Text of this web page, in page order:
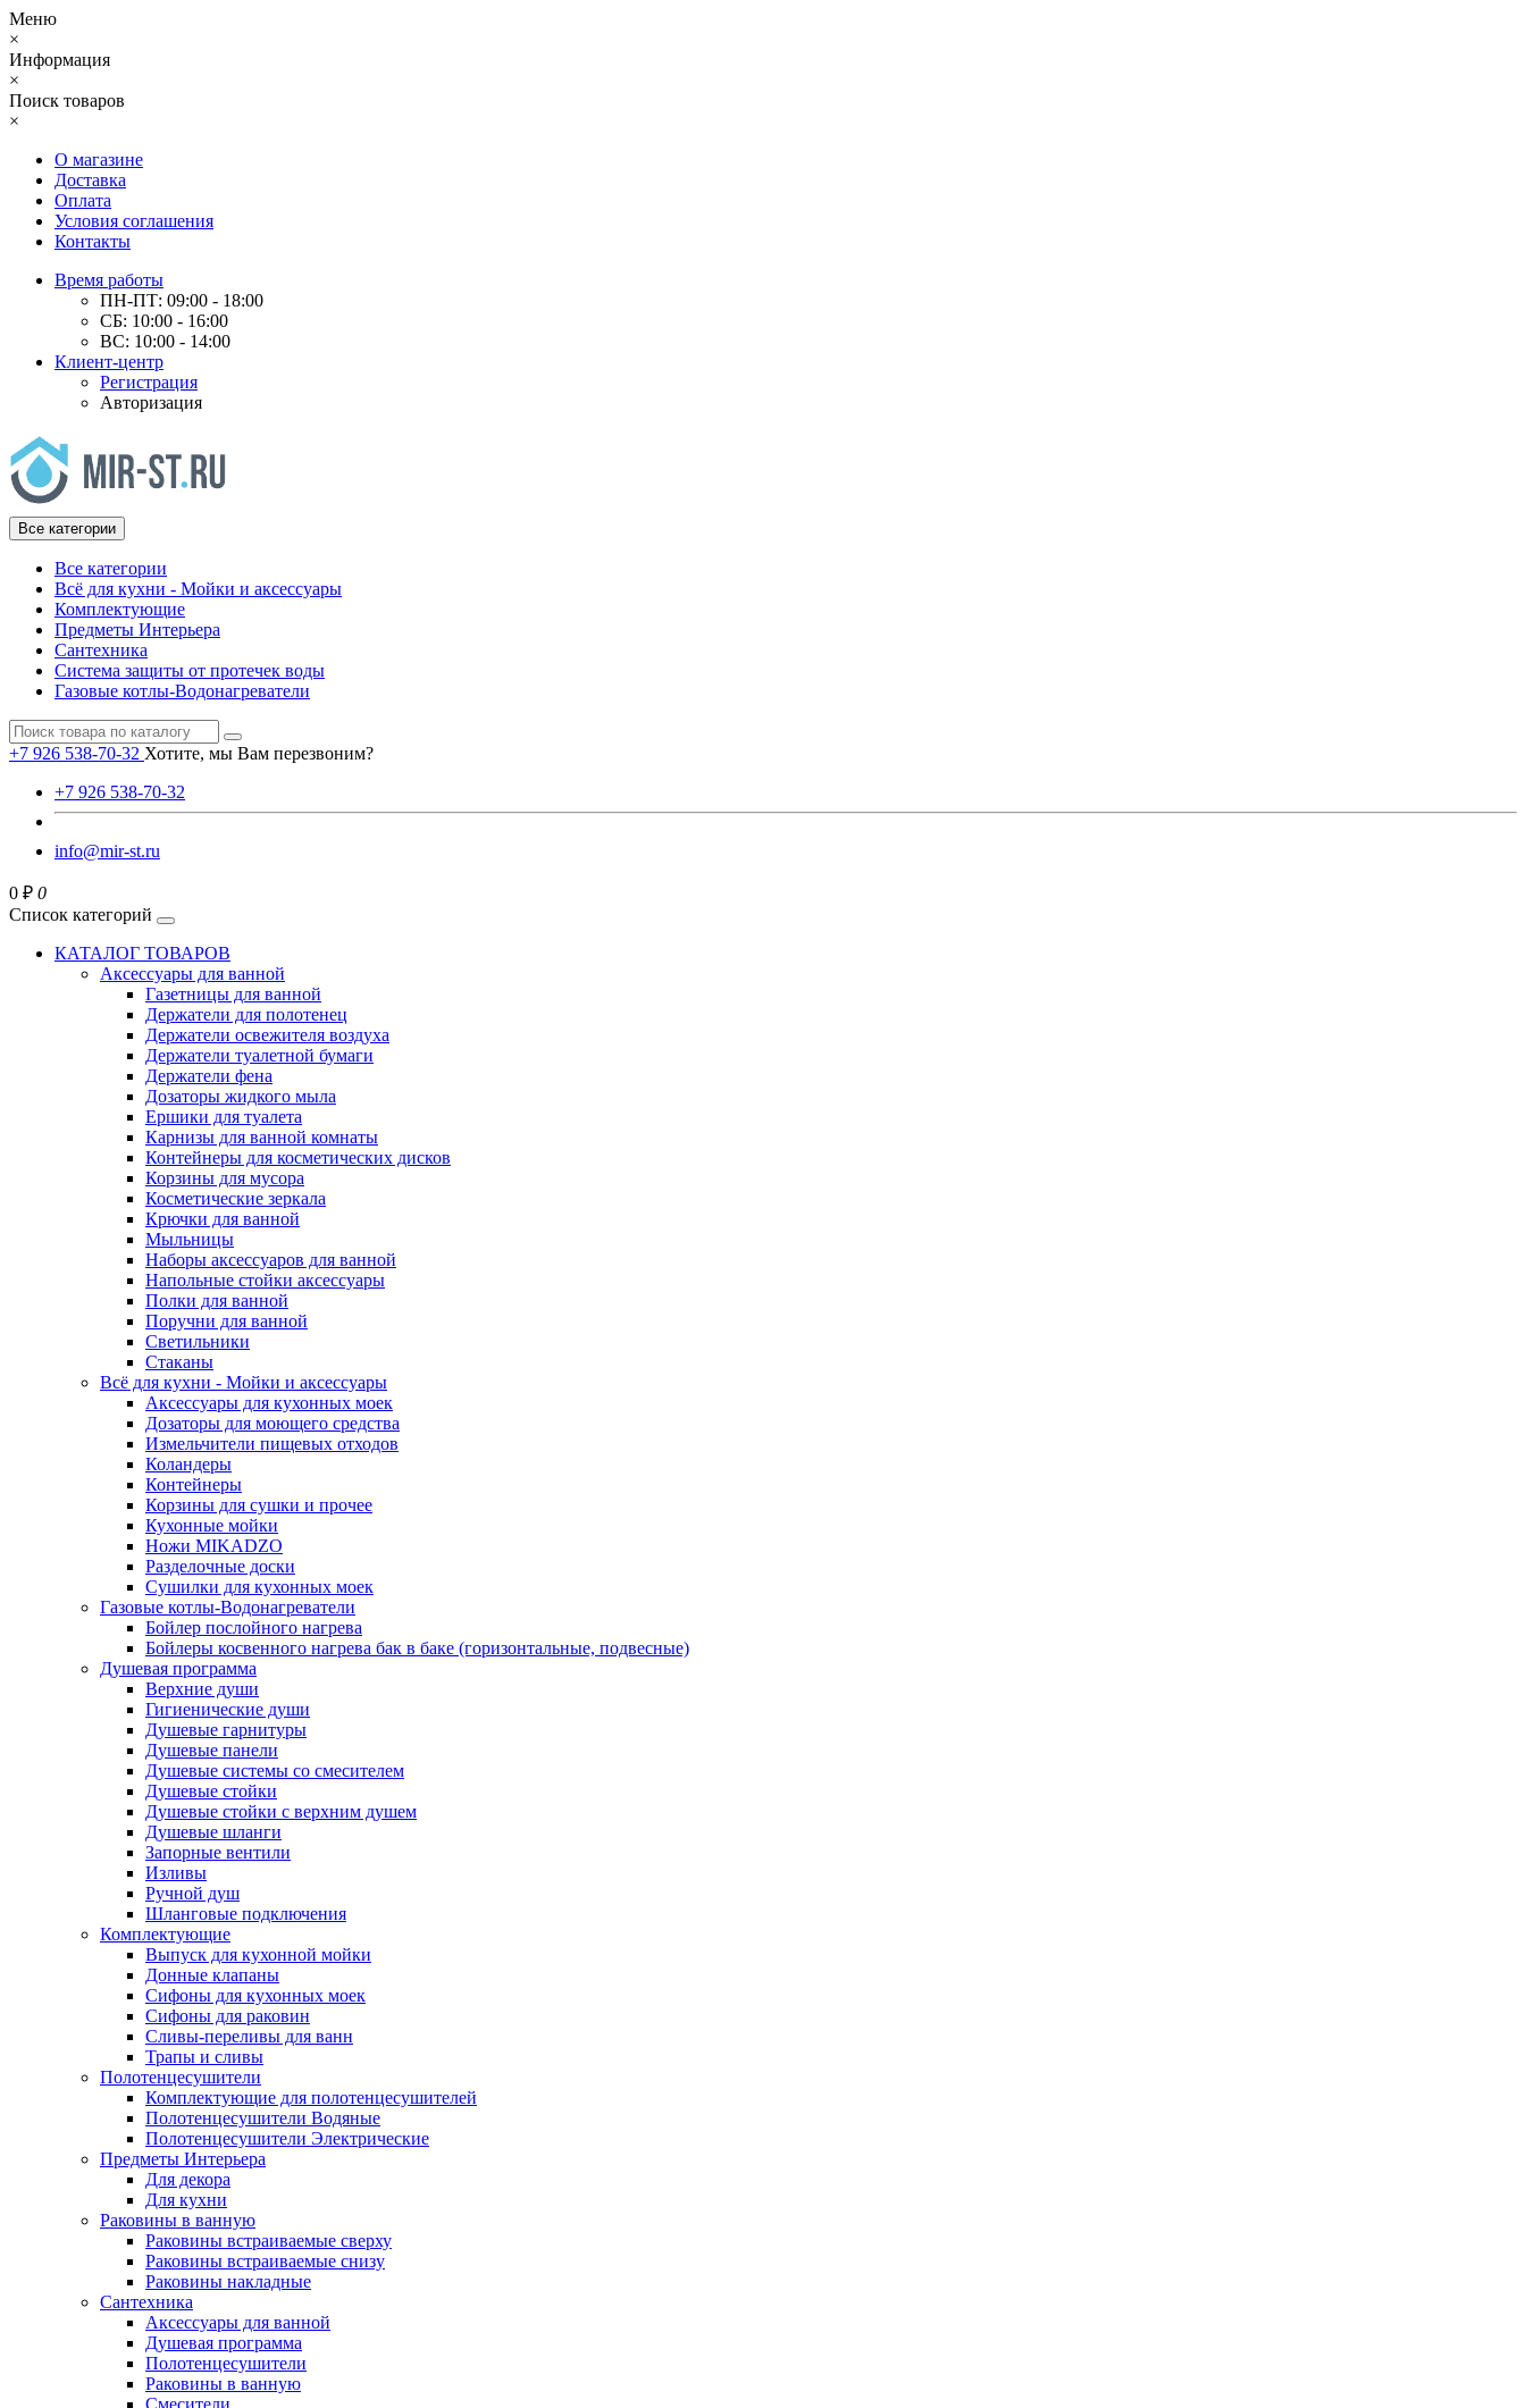
Меню
×
Информация
×
Поиск товаров
×
О магазине
Доставка
Оплата
Условия соглашения
Контакты
Время работы
ПН-ПТ: 09:00 - 18:00
СБ: 10:00 - 16:00
ВС: 10:00 - 14:00
Клиент-центр
Регистрация
Авторизация
Все категории
Все категории
Всё для кухни - Мойки и аксессуары
Комплектующие
Предметы Интерьера
Сантехника
Система защиты от протечек воды
Газовые котлы-Водонагреватели
+7 926 538-70-32 Хотите, мы Вам перезвоним?
+7 926 538-70-32
info@mir-st.ru
0 ₽ 0
Список категорий
КАТАЛОГ ТОВАРОВ
Аксессуары для ванной
Газетницы для ванной
Держатели для полотенец
Держатели освежителя воздуха
Держатели туалетной бумаги
Держатели фена
Дозаторы жидкого мыла
Ершики для туалета
Карнизы для ванной комнаты
Контейнеры для косметических дисков
Корзины для мусора
Косметические зеркала
Крючки для ванной
Мыльницы
Наборы аксессуаров для ванной
Напольные стойки аксессуары
Полки для ванной
Поручни для ванной
Светильники
Стаканы
Всё для кухни - Мойки и аксессуары
Аксессуары для кухонных моек
Дозаторы для моющего средства
Измельчители пищевых отходов
Коландеры
Контейнеры
Корзины для сушки и прочее
Кухонные мойки
Ножи MIKADZO
Разделочные доски
Сушилки для кухонных моек
Газовые котлы-Водонагреватели
Бойлер послойного нагрева
Бойлеры косвенного нагрева бак в баке (горизонтальные, подвесные)
Душевая программа
Верхние души
Гигиенические души
Душевые гарнитуры
Душевые панели
Душевые системы со смесителем
Душевые стойки
Душевые стойки с верхним душем
Душевые шланги
Запорные вентили
Изливы
Ручной душ
Шланговые подключения
Комплектующие
Выпуск для кухонной мойки
Донные клапаны
Сифоны для кухонных моек
Сифоны для раковин
Сливы-переливы для ванн
Трапы и сливы
Полотенцесушители
Комплектующие для полотенцесушителей
Полотенцесушители Водяные
Полотенцесушители Электрические
Предметы Интерьера
Для декора
Для кухни
Раковины в ванную
Раковины встраиваемые сверху
Раковины встраиваемые снизу
Раковины накладные
Сантехника
Аксессуары для ванной
Душевая программа
Полотенцесушители
Раковины в ванную
Смесители